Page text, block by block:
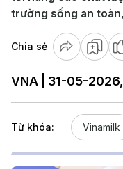
trường sống an
Chia sẻ
VNA | 31-05-
Từ khóa: Vinamilk